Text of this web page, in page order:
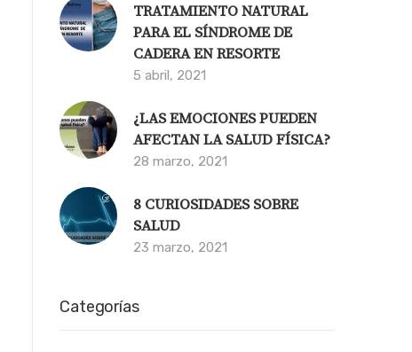
TRATAMIENTO NATURAL
PARA EL SÍNDROME DE
CADERA EN RESORTE
5 abril, 2021
¿LAS EMOCIONES PUEDEN
AFECTAN LA SALUD FÍSICA?
28 marzo, 2021
8 CURIOSIDADES SOBRE
SALUD
23 marzo, 2021
Categorías